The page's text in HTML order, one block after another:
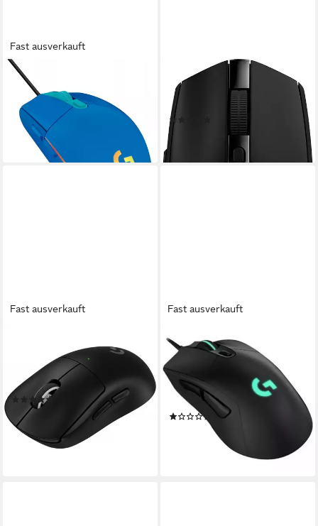
Fast ausverkauft
LOGITECH G
G203 - Gaming Maus - blau
Gaming-Maus
ab 58,90 €
lieferbar - in 5-6 Werktagen bei dir
LOGITECH G
G305 Gaming-Maus (RF
Wireless)
(132)
ab 63,90 €
lieferbar - in 5-6 Werktagen bei dir
Fast ausverkauft
PRO X Superlight 2 SE -
Gaming Maus - schwarz
Gaming-Maus
ab 122,90 €
11,22 €
mtl. in 12 Raten
lieferbar - in 5-6 Werktagen bei dir
Fast ausverkauft
LOGITECH
Logitech G403 Lightspeed
Gaming Maus 910-005632
Mäuse (Beleuchtet, Gewichts-
Tuning)
(1)
ab 80,90 €
lieferbar - in 5-6 Werktagen bei dir